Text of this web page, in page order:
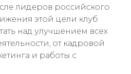
лидеров российского
этой цели клуб
над улучшением всех
от кадровой
и работы с